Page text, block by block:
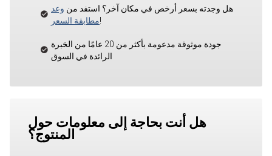
هل وجدته بسعر أرخص في مكان آخر؟ استفد من وعد
مطابقة السعر!
جودة موثوقة مدعومة بأكثر من 20 عامًا من الخبرة
الرائدة في السوق
هل أنت بحاجة إلى معلومات حول
المنتوج؟